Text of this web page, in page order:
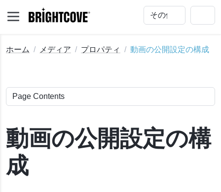
ホーム メディア プロパティ 動画の公開設定の構成
動画の公開設定の構
成